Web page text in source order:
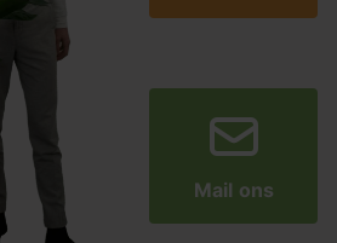
Mail ons